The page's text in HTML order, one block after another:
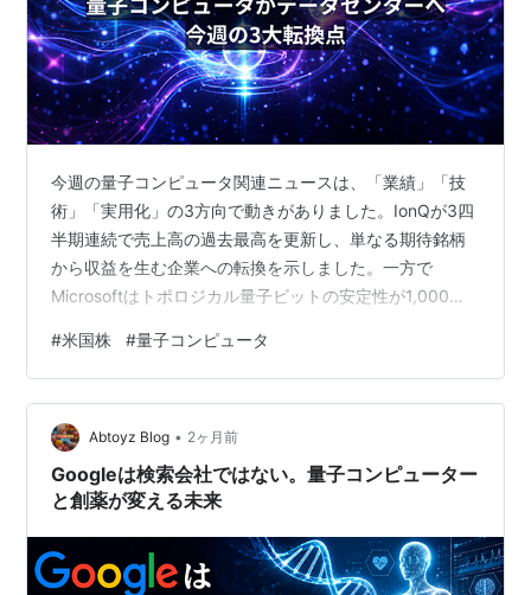
今週の量子コンピュータ関連ニュースは、「業績」「技
術」「実用化」の3方向で動きがありました。IonQが3四
半期連続で売上高の過去最高を更新し、単なる期待銘柄
から収益を生む企業への転換を示しました。一方で
Microsoftはトポロジカル量子ビットの安定性が1,000倍
由ではなく企業のデータセンターに物理設置するという
動きも出てきています。それぞれの意味合いを整理しま
す。 IonQ Q1決算：売上高6,470万ドル・前年比755%増
の現実 IonQが2026年第1四半期（Q1）の決算を発表し、
売上高6,470万ドル（約97億円）を記録しました。前
年…
#米国株 #量子コンピュータ
Abtoyz Blog • 2ヶ月前
Googleは検索会社ではない。量子コンピューター
と創薬が変える未来